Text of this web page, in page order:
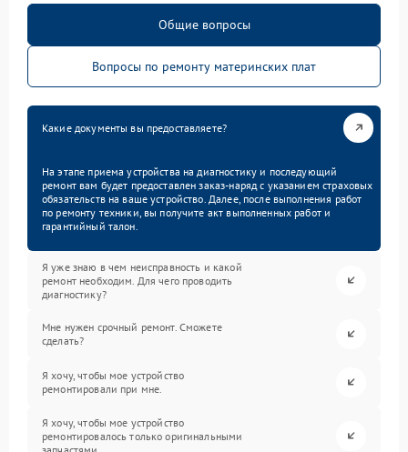
Общие вопросы
Вопросы по ремонту материнских плат
Какие документы вы предоставляете?
На этапе приема устройства на диагностику и последующий
ремонт вам будет предоставлен заказ-наряд с указанием страховых
обязательств на ваше устройство. Далее, после выполнения работ
по ремонту техники, вы получите акт выполненных работ и
гарантийный талон.
Я уже знаю в чем неисправность и какой
ремонт необходим. Для чего проводить
диагностику?
Мне нужен срочный ремонт. Сможете
сделать?
Я хочу, чтобы мое устройство
ремонтировали при мне.
Я хочу, чтобы мое устройство
ремонтировалось только оригинальными